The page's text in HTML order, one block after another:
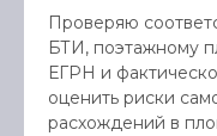
Проверяю
БТИ, поэтажному
ЕГРН и
оценить риски
расхождений в